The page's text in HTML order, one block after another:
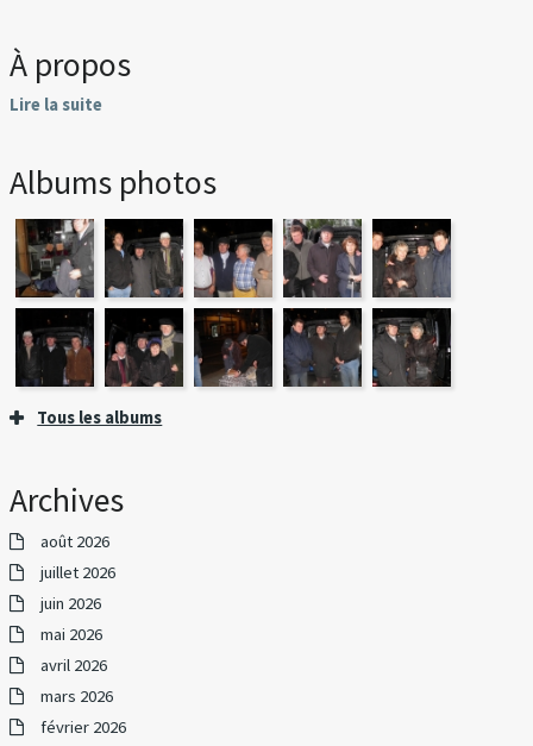
À propos
Lire la suite
Albums photos
Tous les albums
Archives
août 2026
juillet 2026
juin 2026
mai 2026
avril 2026
mars 2026
février 2026